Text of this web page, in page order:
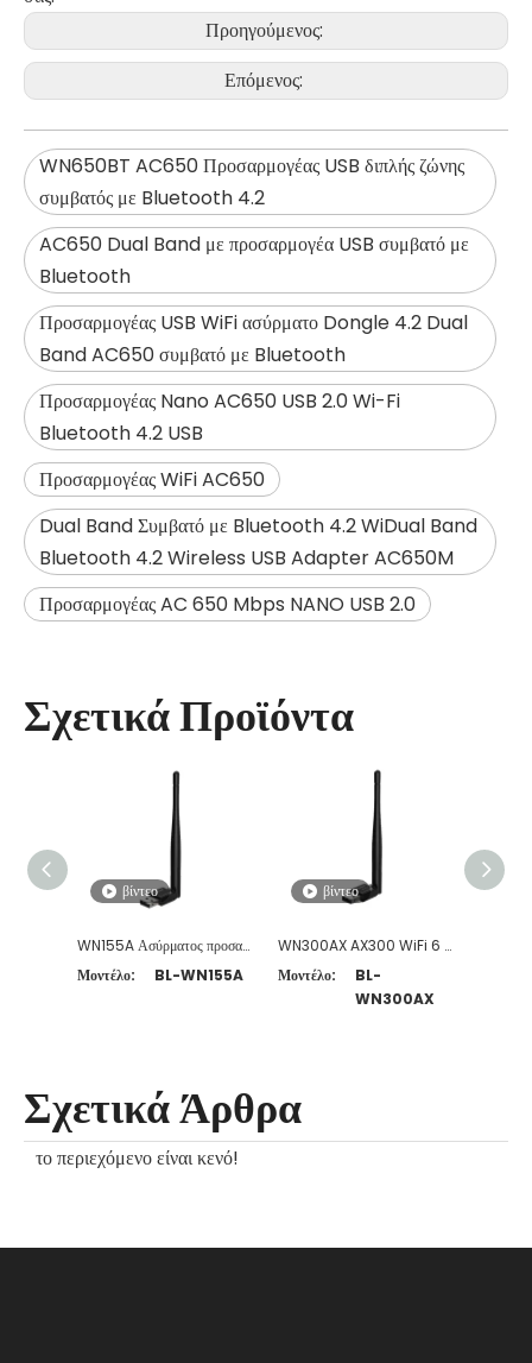
Προηγούμενος:
Επόμενος:
WN650BT AC650 Προσαρμογέας USB διπλής ζώνης
συμβατός με Bluetooth 4.2
AC650 Dual Band με προσαρμογέα USB συμβατό με
Bluetooth
Προσαρμογέας USB WiFi ασύρματο Dongle 4.2 Dual
Band AC650 συμβατό με Bluetooth
Προσαρμογέας Nano AC650 USB 2.0 Wi-Fi
Bluetooth 4.2 USB
Προσαρμογέας WiFi AC650
Dual Band Συμβατό με Bluetooth 4.2 WiDual Band
Bluetooth 4.2 Wireless USB Adapter AC650M
Προσαρμογέας AC 650 Mbps NANO USB 2.0
Σχετικά Προϊόντα
βίντεο
WN155A Ασύρματος προσαρμογέας USB 150 Mbps High Gain
Μοντέλο:
BL-WN155A
βίντεο
WN300AX AX300 WiFi 6 Προσαρμογέας USB με κεραία υψηλής απολαβής
Μοντέλο:
BL-
WN300AX
Σχετικά Άρθρα
το περιεχόμενο είναι κενό!